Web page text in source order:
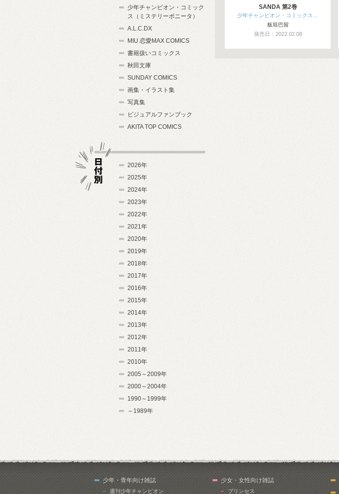
SANDA 第2巻
少年チャンピオン・コミックス…
板垣巴留
発売日：2022.02.08
少年チャンピオン・コミック
ス（ミステリーボニータ）
A.L.C.DX
MIU 恋愛MAX COMICS
書籍扱いコミックス
秋田文庫
SUNDAY COMICS
画集・イラスト集
写真集
ビジュアルファンブック
AKITA TOP COMICS
2026年
2025年
2024年
2023年
2022年
2021年
2020年
2019年
2018年
2017年
2016年
2015年
2014年
2013年
2012年
2011年
2010年
2005～2009年
2000～2004年
1990～1999年
～1989年
少年・青年向け雑誌
週刊少年チャンピオン
少女・女性向け雑誌
プリンセス